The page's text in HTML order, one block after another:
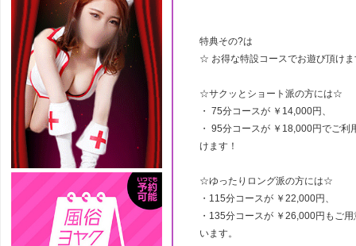
特典その?は
☆ お得な特設コースでお遊び頂け
☆サクッとショート派の方には☆
・ 75分コースが ￥14,000円、
・ 95分コースが ￥18,000円でご利
けます！
☆ゆったりロング派の方には☆
・115分コースが ￥22,000円、
・135分コースが ￥26,000円もご
います。